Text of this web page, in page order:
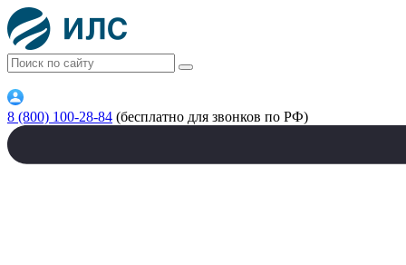
8 (800) 100-28-84 (бесплатно для звонков по РФ)